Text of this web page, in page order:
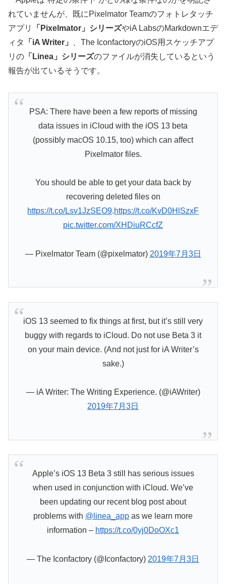
れていませんが、既にPixelmator Teamのフォトレタッチ
アプリ
「Pixelmator」シリーズやiA LabsのMarkdownエデ
ィタ
「iA Writer」
、The IconfactoryのiOS用スケッチアプ
リの 「Linea」シリーズのファイルが消失しているという
報告が出ているそうです。
PSA: There have been a few reports of missing
data issues in iCloud with the iOS 13 beta
(possibly macOS 10.15, too) which can affect
Pixelmator files.
You should be able to get your data back by
recovering deleted files on
https://t.co/Lsv1JzSEO9.https://t.co/KvD0HlSzxF
pic.twitter.com/XHDiuRCcfZ
— Pixelmator Team (@pixelmator) 2019年7月3日
iOS 13 seemed to fix things at first, but it’s still very
buggy with regards to iCloud. Do not use Beta 3 it
on your main device. (And not just for iA Writer’s
sake.)
— iA Writer: The Writing Experience. (@iAWriter)
2019年7月3日
Apple’s iOS 13 Beta 3 still has serious issues
when used in conjunction with iCloud. We’ve
been updating our recent blog post about
problems with @linea_app as we learn more
information – https://t.co/0yj0DoOXc1
— The Iconfactory (@Iconfactory) 2019年7月3日